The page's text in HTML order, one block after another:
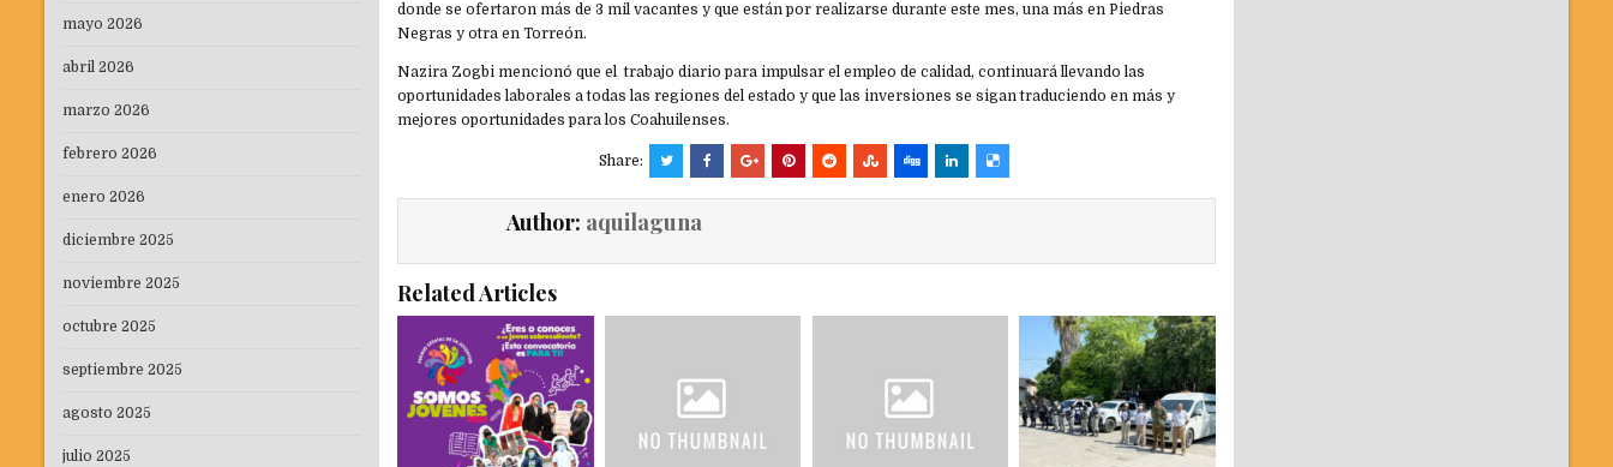
donde se ofertaron más de 3 mil vacantes y que están por realizarse durante este mes, una más en Piedras
Negras y otra en Torreón.
Nazira Zogbi mencionó que el trabajo diario para impulsar el empleo de calidad, continuará llevando las
oportunidades laborales a todas las regiones del estado y que las inversiones se sigan traduciendo en más y
mejores oportunidades para los Coahuilenses.
Share:
Author: aquilaguna
Related Articles
mayo 2026
abril 2026
marzo 2026
febrero 2026
enero 2026
diciembre 2025
noviembre 2025
octubre 2025
septiembre 2025
agosto 2025
julio 2025